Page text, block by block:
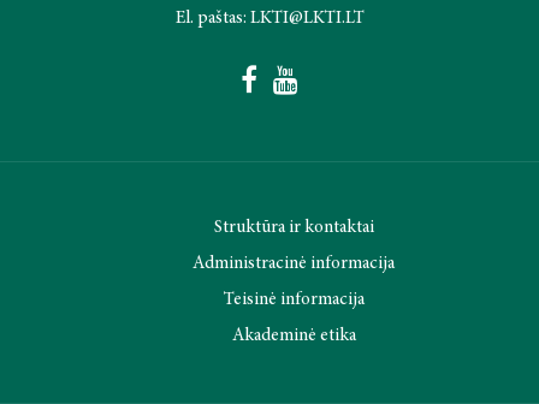
El. paštas: LKTI@LKTI.LT
Struktūra ir kontaktai
Administracinė informacija
Teisinė informacija
Akademinė etika